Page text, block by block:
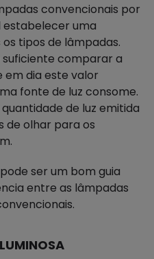
convencionais por
estabelecer uma
tipos de lâmpadas.
suficiente comparar a
em dia este valor
fonte de luz consome.
de luz emitida
de olhar para os
ser um bom guia
entre as lâmpadas